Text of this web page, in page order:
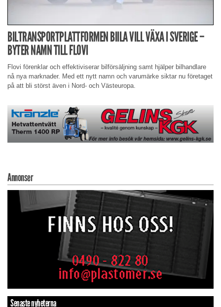
BILTRANSPORTPLATTFORMEN BIILA VILL VÄXA I SVERIGE –
BYTER NAMN TILL FLOVI
Flovi förenklar och effektiviserar bilförsäljning samt hjälper bilhandlare
nå nya marknader. Med ett nytt namn och varumärke siktar nu företaget
på att bli störst även i Nord- och Västeuropa.
Annonser
Senaste nyheterna